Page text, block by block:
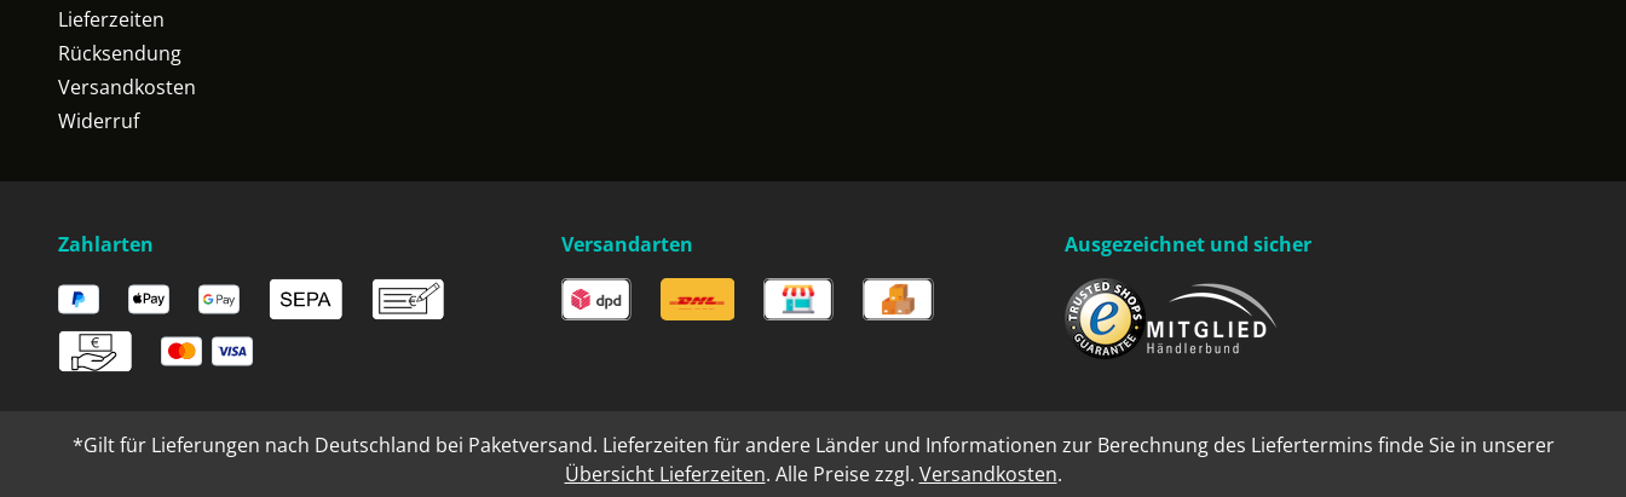
Lieferzeiten
Rücksendung
Versandkosten
Widerruf
Zahlarten Versandarten Ausgezeichnet und sicher
*Gilt für Lieferungen nach Deutschland bei Paketversand. Lieferzeiten für andere Länder und Informationen zur Berechnung des Liefertermins finde Sie in unserer
Übersicht Lieferzeiten. Alle Preise zzgl. Versandkosten.